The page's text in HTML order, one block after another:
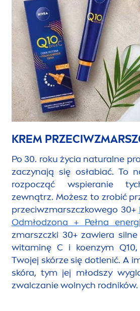
KREM
Po 30. roku życia naturalne
zaczynają się osłabiać. To
rozpocząć wspieranie
zewnątrz. Możesz to zrobić
przeciwzmarszczkowego 30+
Odmłodzona + Pełna
zmarszczki 30+ zawiera
witaminę C i koenzym
Twojej skórze się dotlenić. A
skóra, tym jej młodszy
zwalczanie wolnych rodników.